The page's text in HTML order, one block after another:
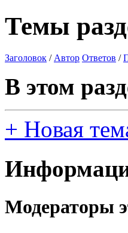
Темы
Заголовок / Автор Ответов /
В этом
+ Новая
Модераторы